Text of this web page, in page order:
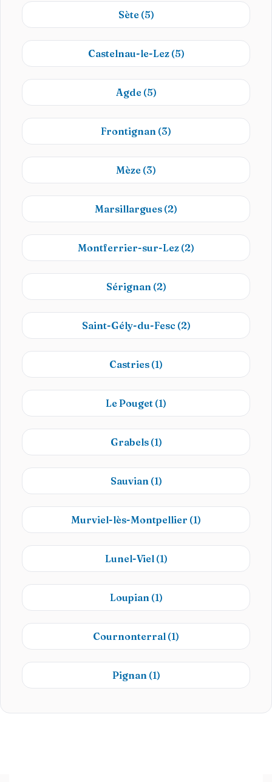
Sète (5)
Castelnau-le-Lez (5)
Agde (5)
Frontignan (3)
Mèze (3)
Marsillargues (2)
Montferrier-sur-Lez (2)
Sérignan (2)
Saint-Gély-du-Fesc (2)
Castries (1)
Le Pouget (1)
Grabels (1)
Sauvian (1)
Murviel-lès-Montpellier (1)
Lunel-Viel (1)
Loupian (1)
Cournonterral (1)
Pignan (1)